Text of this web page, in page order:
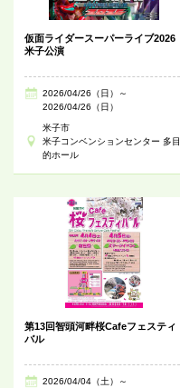
仮面ライダースーパーライブ2026
米子公演
2026/04/26（日）～
2026/04/26（日）
米子市
米子コンベンションセンター 多目
的ホール
第13回智頭河畔桜Cafeフェスティ
バル
2026/04/04（土）～